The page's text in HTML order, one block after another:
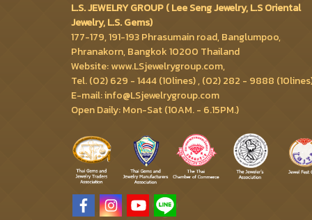
L.S. JEWELRY GROUP ( Lee Seng Jewelry, L.S Oriental
Jewelry, L.S. Gems)
177-179, 191-193 Phrasumain road, Banglumpoo,
Phranakorn, Bangkok 10200 Thailand
Website: www.LSjewelrygroup.com,
Tel. (02) 629 - 1444 (10lines) , (02) 282 - 9888
E-mail: info@LSjewelrygroup.com
Open Daily: Mon-Sat (10AM. - 6.15PM.)